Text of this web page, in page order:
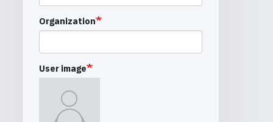
Organization
User image